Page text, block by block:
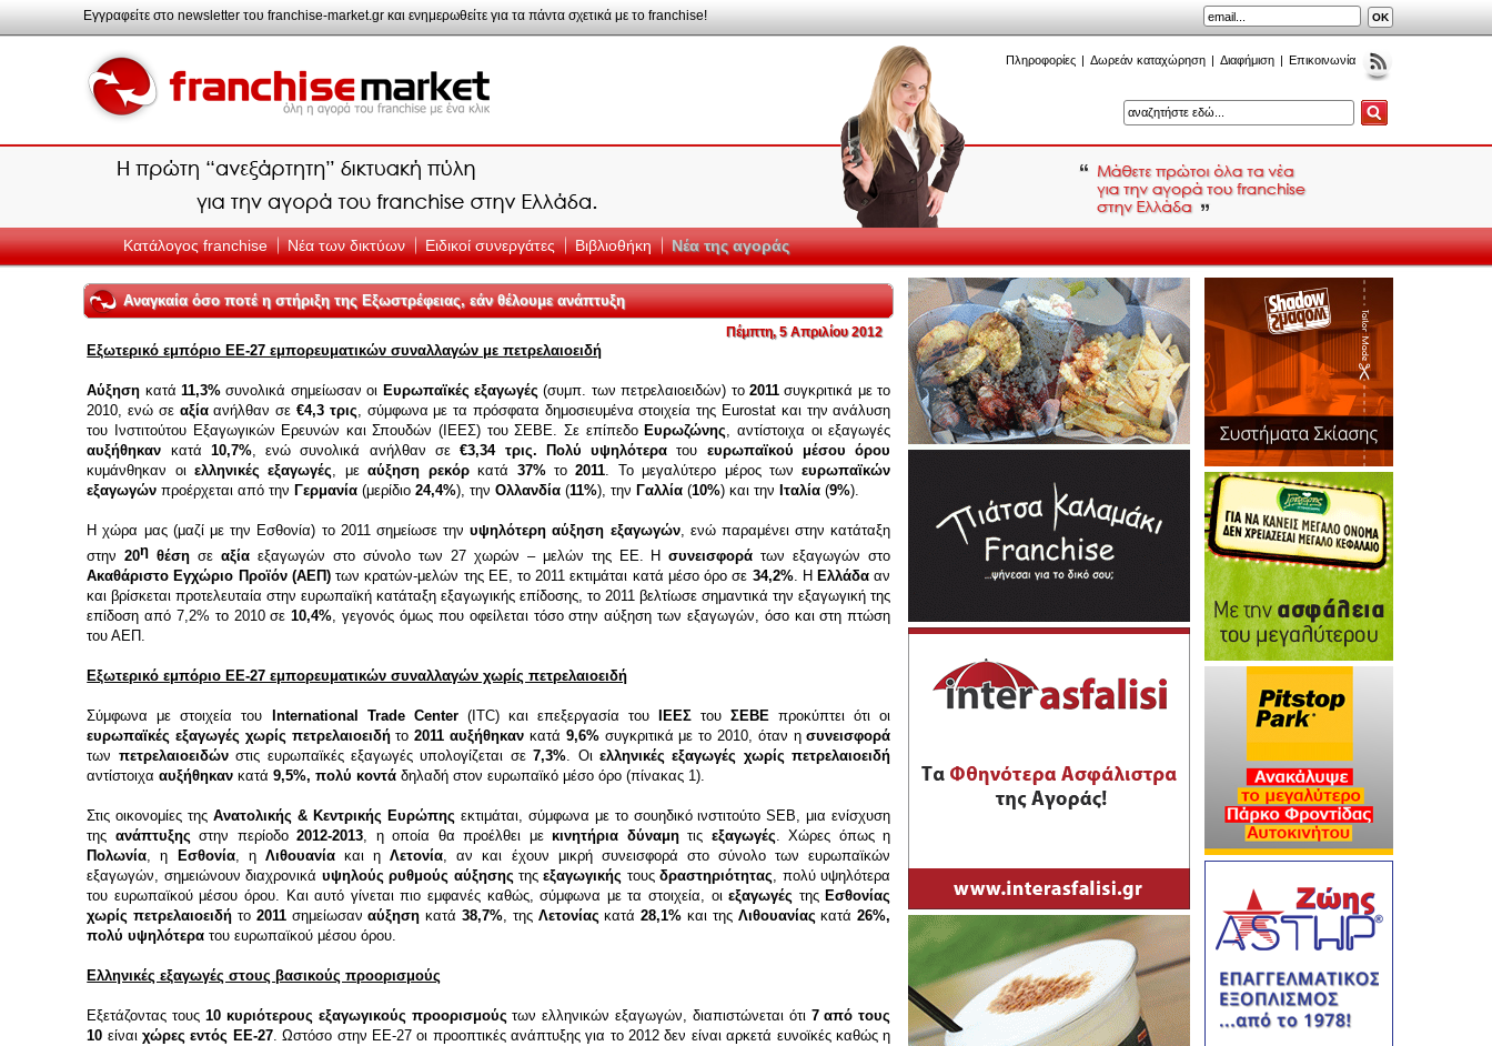
Πληροφορίες | Δωρεάν καταχώρηση | Διαφήμιση | Επικοινωνία
Κατάλογος franchise Νέα των δικτύων Ειδικοί συνεργάτες Βιβλιοθήκη Νέα της αγοράς
Αναγκαία όσο ποτέ η στήριξη της Εξωστρέφειας, εάν θέλουμε ανάπτυξη
Πέμπτη, 5 Απριλίου 2012
Εξωτερικό εμπόριο EE-27 εμπορευματικών συναλλαγών με πετρελαιοειδή
Αύξηση κατά11,3% συνολικά σημείωσαν οι Ευρωπαϊκές εξαγωγές (συμπ. των πετρελαιοειδών) το2011 συγκριτικά με το
2010, ενώ σε αξίαανήλθαν σε €4,3 τρις, σύμφωνα με τα πρόσφατα δημοσιευμένα στοιχεία της Eurostat και την ανάλυση
του Ινστιτούτου Εξαγωγικών Ερευνών και Σπουδών (ΙΕΕΣ) του ΣΕΒΕ. Σε επίπεδο Ευρωζώνης, αντίστοιχα οι εξαγωγές
αυξήθηκαν κατά 10,7%, ενώ συνολικά ανήλθαν σε€3,34 τρις. Πολύ υψηλότερα του ευρωπαϊκού μέσου όρου
κυμάνθηκαν οιελληνικές εξαγωγές, μεαύξηση ρεκόρκατά 37%το2011. Το μεγαλύτερο μέρος τωνευρωπαϊκών
εξαγωγών προέρχεται από την Γερμανία (μερίδιο24,4%), τηνΟλλανδία (11%), την Γαλλία (10%) και την Ιταλία (9%).
Η χώρα μας (μαζί με την Εσθονία) το 2011 σημείωσε τηνυψηλότερη αύξηση εξαγωγών, ενώ παραμένει στην κατάταξη
στην20η θέση σεαξία εξαγωγών στο σύνολο των 27 χωρών – μελών της ΕΕ. Ησυνεισφορά των εξαγωγών στο
Ακαθάριστο Εγχώριο Προϊόν (ΑΕΠ)των κρατών-μελών της ΕΕ, το 2011 εκτιμάται κατά μέσο όρο σε 34,2%. Η Ελλάδα αν
και βρίσκεται προτελευταία στην ευρωπαϊκή κατάταξη εξαγωγικής επίδοσης, το 2011 βελτίωσε σημαντικά την εξαγωγική της
επίδοση από 7,2% το 2010 σε10,4%, γεγονός όμως που οφείλεται τόσο στην αύξηση των εξαγωγών, όσο και στη πτώση
του ΑΕΠ.
Εξωτερικό εμπόριο EE-27 εμπορευματικών συναλλαγών χωρίς πετρελαιοειδή
Σύμφωνα με στοιχεία του International Trade Center(ITC) και επεξεργασία του ΙΕΕΣτουΣΕΒΕ προκύπτει ότι οι
ευρωπαϊκές εξαγωγές χωρίς πετρελαιοειδήτο2011 αυξήθηκαν κατά 9,6%συγκριτικά με το 2010, όταν ησυνεισφορά
των πετρελαιοειδώνστις ευρωπαϊκές εξαγωγές υπολογίζεται σε7,3%. Οιελληνικές εξαγωγές χωρίς πετρελαιοειδή
αντίστοιχααυξήθηκαν κατά9,5%, πολύ κοντά δηλαδή στον ευρωπαϊκό μέσο όρο (πίνακας 1).
Στις οικονομίες τηςΑνατολικής & Κεντρικής Ευρώπης εκτιμάται, σύμφωνα με το σουηδικό ινστιτούτο SEB, μια ενίσχυση
της ανάπτυξης στην περίοδο2012-2013, η οποία θα προέλθει μεκινητήρια δύναμητις εξαγωγές. Χώρες όπως η
Πολωνία, η Εσθονία, η Λιθουανίακαι ηΛετονία, αν και έχουν μικρή συνεισφορά στο σύνολο των ευρωπαϊκών
εξαγωγών, σημειώνουν διαχρονικά υψηλούς ρυθμούς αύξησης τηςεξαγωγικής τουςδραστηριότητας, πολύ υψηλότερα
του ευρωπαϊκού μέσου όρου. Και αυτό γίνεται πιο εμφανές καθώς, σύμφωνα με τα στοιχεία, οιεξαγωγές της Εσθονίας
χωρίς πετρελαιοειδή το 2011σημείωσαναύξηση κατά 38,7%, της Λετονίας κατά28,1% και της Λιθουανίας κατά26%,
πολύ υψηλότερα του ευρωπαϊκού μέσου όρου.
Ελληνικές εξαγωγές στους βασικούς προορισμούς
Εξετάζοντας τους 10 κυριότερους εξαγωγικούς προορισμούς των ελληνικών εξαγωγών, διαπιστώνεται ότι 7 από τους
10 είναιχώρες εντός ΕΕ-27. Ωστόσο στην ΕΕ-27 οι προοπτικές ανάπτυξης για το 2012 δεν είναι αρκετά ευνοϊκές καθώς η
Εγγραφείτε στο newsletter του franchise-market.gr και ενημερωθείτε για τα πάντα σχετικά με το franchise!